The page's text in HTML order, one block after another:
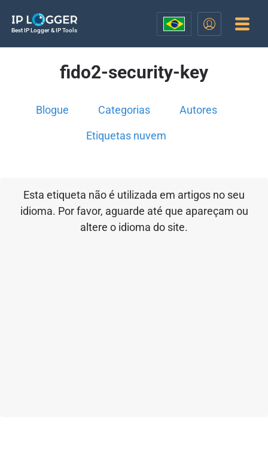
Best IP Logger & IP Tools
fido2-security-key
Blogue Categorias Autores
Etiquetas nuvem